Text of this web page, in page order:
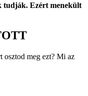
tudják. Ezért menekült
osztod meg ezt? Mi az